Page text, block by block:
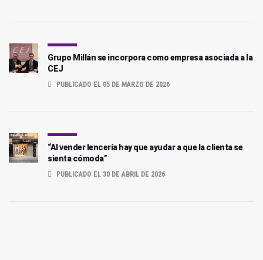
Grupo Millán se incorpora como empresa asociada a la
CEJ
PUBLICADO EL 05 DE MARZO DE 2026
“Al vender lencería hay que ayudar a que la clienta se
sienta cómoda”
PUBLICADO EL 30 DE ABRIL DE 2026